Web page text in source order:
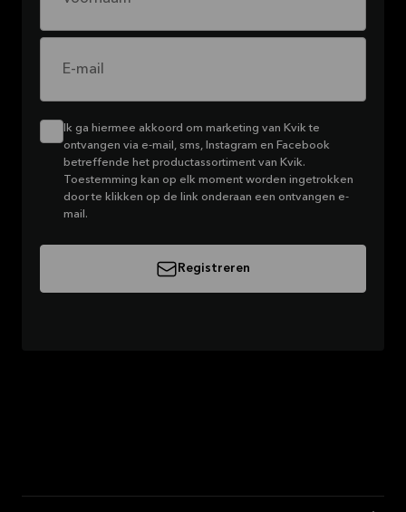
E-mail
Ik ga hiermee akkoord om marketing van Kvik te
ontvangen via e-mail, sms, Instagram en Facebook
betreffende het productassortiment van Kvik.
Toestemming kan op elk moment worden ingetrokken
door te klikken op de link onderaan een ontvangen e-
mail.
Registreren